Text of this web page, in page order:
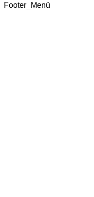
Footer_Menü